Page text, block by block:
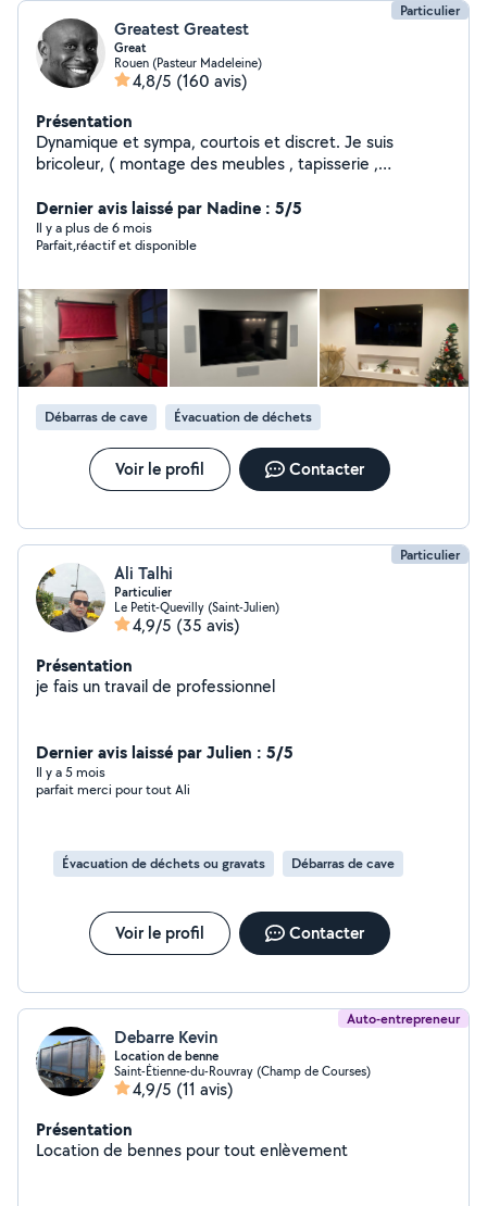
Particulier
Greatest Greatest
Great
Rouen (Pasteur Madeleine)
4,8/5 (160 avis)
Présentation
Dynamique et sympa, courtois et discret. Je suis
bricoleur, ( montage des meubles , tapisserie ,
une remorque pour le jardinage et évacuation vers les
déchetteries Installation de tondeuse robot
Dernier avis laissé par Nadine : 5/5
Il y a plus de 6 mois
Parfait,réactif et disponible
Débarras de cave Évacuation de déchets
Voir le profil Contacter
Particulier
Ali Talhi
Particulier
Le Petit-Quevilly (Saint-Julien)
4,9/5 (35 avis)
Présentation
je fais un travail de professionnel
Dernier avis laissé par Julien : 5/5
Il y a 5 mois
parfait merci pour tout Ali
Évacuation de déchets ou gravats Débarras de cave
Voir le profil Contacter
Auto-entrepreneur
Debarre Kevin
Location de benne
Saint-Étienne-du-Rouvray (Champ de Courses)
4,9/5 (11 avis)
Présentation
Location de bennes pour tout enlèvement